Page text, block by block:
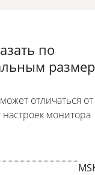
по
отличаться
настроек монитора